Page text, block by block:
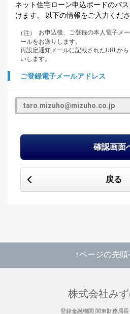
ネット住宅ローン申込ボードのパ
けます。 以下の情報をご入力くださ
（注）
お申込後、ご登録の本人電子メ
ールをお送りします。
再設定通知メールに記載されたURLか
いします。
ご登録電子メールアドレス
確認画面
戻る
↑ページの先頭
株式会社み
登録金融機関 関東財務局